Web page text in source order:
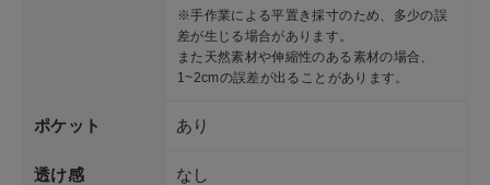
※手作業による平置き採寸のため、多少の誤
差が生じる場合があります。
また天然素材や伸縮性のある素材の場合、
1~2cmの誤差が出ることがあります。
ポケット あり
透け感 なし